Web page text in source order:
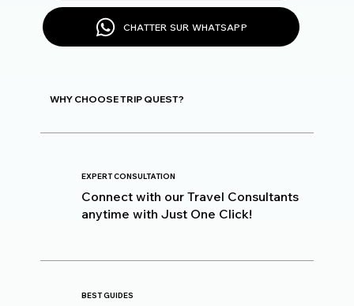
CHATTER SUR WHATSAPP
WHY CHOOSE TRIP QUEST?
EXPERT CONSULTATION
Connect with our Travel Consultants
anytime with Just One Click!
BEST GUIDES